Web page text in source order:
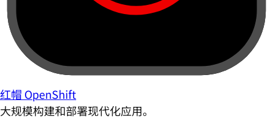
红帽 OpenShift
大规模构建和部署现代化应用。